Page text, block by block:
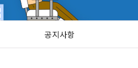
안전운전교육
교통안전 인식개선 캠페인
시니어 교통안전 골든벨
공지사항